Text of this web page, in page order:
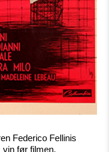
Federico Fellinis
vin før filmen.